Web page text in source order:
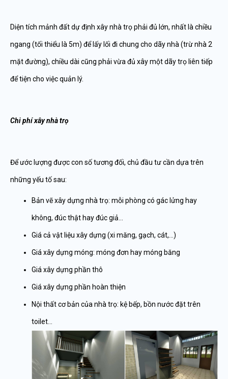
Diện tích mảnh đất dự định xây nhà trọ phải đủ lớn, nhất là chiều
ngang (tối thiểu là 5m) để lấy lối đi chung cho dãy nhà (trừ nhà 2
mặt đường), chiều dài cũng phải vừa đủ xây một dãy trọ liên tiếp
để tiện cho việc quản lý.
Chi phí xây nhà trọ
Để ước lượng được con số tương đối, chủ đầu tư cần dựa trên
những yếu tố sau:
Bản vẽ xây dựng nhà trọ: mỗi phòng có gác lửng hay
không, đúc thật hay đúc giả…
Giá cả vật liệu xây dựng (xi măng, gạch, cát,…)
Giá xây dựng móng: móng đơn hay móng băng
Giá xây dựng phần thô
Giá xây dựng phần hoàn thiện
Nội thất cơ bản của nhà trọ: kệ bếp, bồn nước đặt trên
toilet…